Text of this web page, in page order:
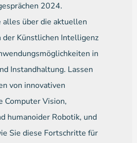
2024.
alles über die aktuellen
der Künstlichen Intelligenz
in
Instandhaltung. Lassen
von innovativen
Computer Vision,
humanoider Robotik, und
Sie diese Fortschritte für